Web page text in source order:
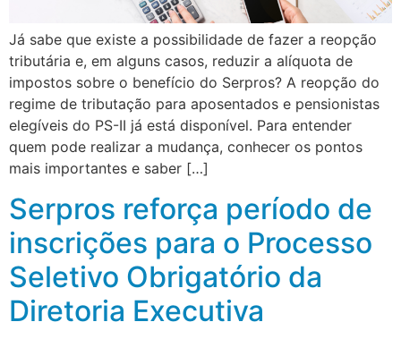
Já sabe que existe a possibilidade de fazer a reopção
tributária e, em alguns casos, reduzir a alíquota de
impostos sobre o benefício do Serpros? A reopção do
regime de tributação para aposentados e pensionistas
elegíveis do PS-II já está disponível. Para entender
quem pode realizar a mudança, conhecer os pontos
mais importantes e saber […]
Serpros reforça período de
inscrições para o Processo
Seletivo Obrigatório da
Diretoria Executiva